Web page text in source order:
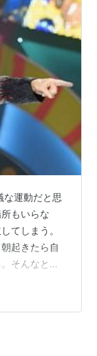
な運動だと思
もいらな
てしまう。
起きたら自
そんなとき
うか、「で
ぶら歩き始め
、全然問題